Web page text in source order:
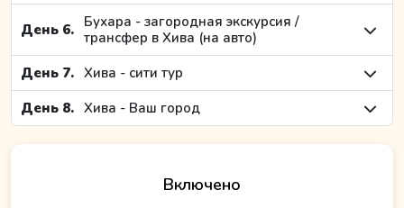
День 6. Бухара - загородная экскурсия /
трансфер в Хива (на авто)
День 7. Хива - сити тур
День 8. Хива - Ваш город
Включено